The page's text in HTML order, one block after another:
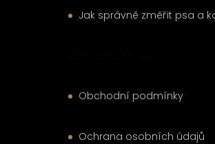
Jak správně změřit psa a
Obchodní podmínky
Ochrana osobních údajů